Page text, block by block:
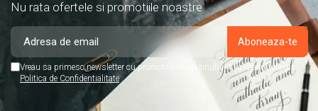
Nu rata ofertele si promotiile noastre
Vreau sa primesc newsletter cu promotiile magazinului. Afla mai multe in
Politica de Confidentialitate